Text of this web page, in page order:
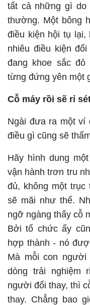
tất cả những gì do
thường. Một bông
điều kiện hội tụ
nhiêu điều kiện
đang khoe sắc
từng đứng yên một
Cỗ máy rồi sẽ rỉ
Ngài đưa ra một ví
điều gì cũng sẽ
Hãy hình dung
vận hành trơn tru
đủ, không một trục
sẽ mãi như thế.
ngỡ ngàng thấy cỗ
Bởi tổ chức ấy
hợp thành - nó
Mà mỗi con
dòng trải nghiệm
người đổi thay, thì
thay. Chẳng bao